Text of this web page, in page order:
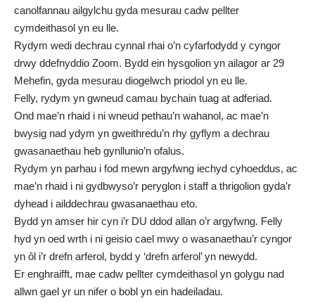
canolfannau ailgylchu gyda mesurau cadw pellter
cymdeithasol yn eu lle.
Rydym wedi dechrau cynnal rhai o’n cyfarfodydd y cyngor
drwy ddefnyddio Zoom. Bydd ein hysgolion yn ailagor ar 29
Mehefin, gyda mesurau diogelwch priodol yn eu lle.
Felly, rydym yn gwneud camau bychain tuag at adferiad.
Ond mae’n rhaid i ni wneud pethau’n wahanol, ac mae’n
bwysig nad ydym yn gweithredu’n rhy gyflym a dechrau
gwasanaethau heb gynllunio’n ofalus.
Rydym yn parhau i fod mewn argyfwng iechyd cyhoeddus, ac
mae’n rhaid i ni gydbwyso’r peryglon i staff a thrigolion gyda’r
dyhead i ailddechrau gwasanaethau eto.
Bydd yn amser hir cyn i’r DU ddod allan o’r argyfwng. Felly
hyd yn oed wrth i ni geisio cael mwy o wasanaethau’r cyngor
yn ôl i’r drefn arferol, bydd y ‘drefn arferol’ yn newydd.
Er enghraifft, mae cadw pellter cymdeithasol yn golygu nad
allwn gael yr un nifer o bobl yn ein hadeiladau.